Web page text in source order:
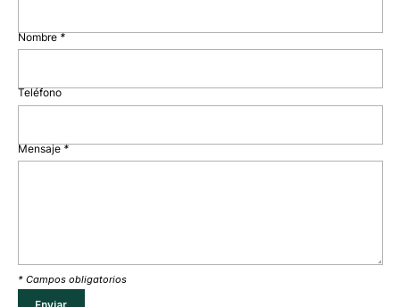
Nombre*
Teléfono
Mensaje*
* Campos obligatorios